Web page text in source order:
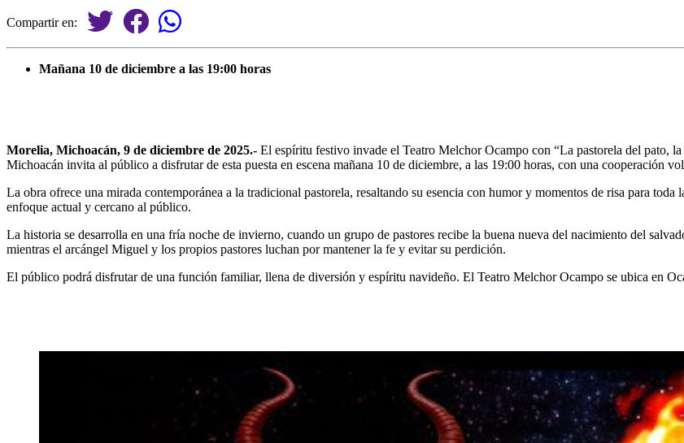
Compartir en:
Mañana 10 de diciembre a las 19:00 horas
Morelia, Michoacán, 9 de diciembre de 2025.- El espíritu festivo invade el Teatro Melchor Ocampo con “La pastorela del pato,
Michoacán invita al público a disfrutar de esta puesta en escena mañana 10 de diciembre, a las 19:00 horas, con una cooperación
La obra ofrece una mirada contemporánea a la tradicional pastorela, resaltando su esencia con humor y momentos de risa para
enfoque actual y cercano al público.
La historia se desarrolla en una fría noche de invierno, cuando un grupo de pastores recibe la buena nueva del nacimiento del
mientras el arcángel Miguel y los propios pastores luchan por mantener la fe y evitar su perdición.
El público podrá disfrutar de una función familiar, llena de diversión y espíritu navideño. El Teatro Melchor Ocampo se ubica en